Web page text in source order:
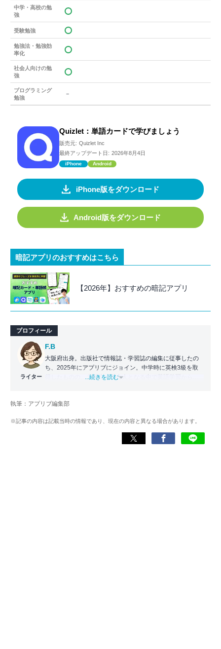
中学・高校の勉
強
受験勉強
勉強法・勉強効
率化
社会人向けの勉
強
プログラミング
勉強
－
Quizlet：単語カードで学びましょう
販売元: Quizlet Inc
最終アップデート日: 2026年8月4日
iPhone Android
iPhone版をダウンロード
Android版をダウンロード
暗記アプリのおすすめはこちら
【2026年】おすすめの暗記アプリ
プロフィール
ライター
F.B
大阪府出身。出版社で情報誌・学習誌の編集に従事したの
ち、2025年にアプリブにジョイン。中学時に英検3級を取
得したものの、大学生・社会人となる中で英語学習から遠
り添える記事を目指している。
...続きを読む
執筆：アプリブ編集部
※記事の内容は記載当時の情報であり、現在の内容と異なる場合があります。